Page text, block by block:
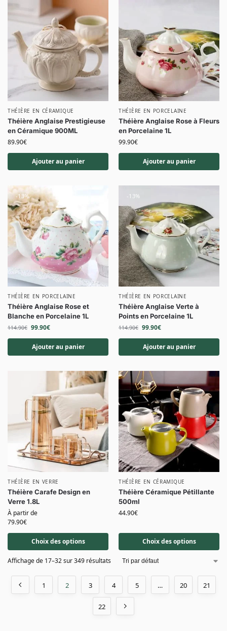
THÉIÈRE EN CÉRAMIQUE
Théière Anglaise Prestigieuse
en Céramique 900ML
89.90€
Ajouter au panier
THÉIÈRE EN PORCELAINE
Théière Anglaise Rose à Fleurs
en Porcelaine 1L
99.90€
Ajouter au panier
-13%
THÉIÈRE EN PORCELAINE
Théière Anglaise Rose et
Blanche en Porcelaine 1L
114.90€ 99.90€
Ajouter au panier
-13%
THÉIÈRE EN PORCELAINE
Théière Anglaise Verte à
Points en Porcelaine 1L
114.90€ 99.90€
Ajouter au panier
THÉIÈRE EN VERRE
Théière Carafe Design en
Verre 1.8L
À partir de
79.90€
Choix des options
THÉIÈRE EN CÉRAMIQUE
Théière Céramique Pétillante
500ml
44.90€
Choix des options
Affichage de 17–32 sur 349 résultats
1 2 3 4 5 … 20 21
22